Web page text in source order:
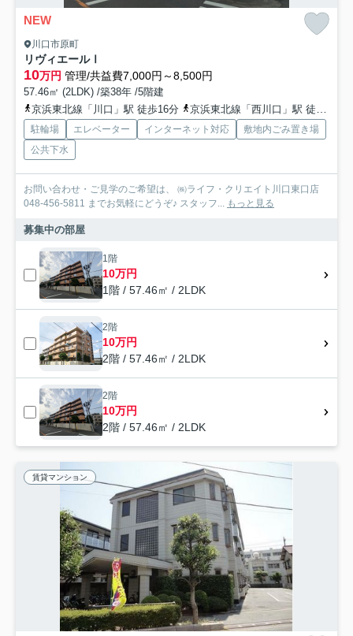
NEW
川口市原町
リヴィエールⅠ
10万円 管理/共益費7,000円～8,500円
57.46㎡ (2LDK) /築38年 /5階建
京浜東北線「川口」駅 徒歩16分
京浜東北線「西川口」駅 徒歩25分
駐輪場 エレベーター インターネット対応
敷地内ごみ置き場
公共下水
お問い合わせ・ご見学のご希望は、 ㈱ライフ・クリエイト川口東口店
048-456-5811 までお気軽にどうぞ♪ スタッフ... もっと見る
募集中の部屋
1階
10万円
1階 / 57.46㎡ / 2LDK
2階
10万円
2階 / 57.46㎡ / 2LDK
2階
10万円
2階 / 57.46㎡ / 2LDK
賃貸マンション